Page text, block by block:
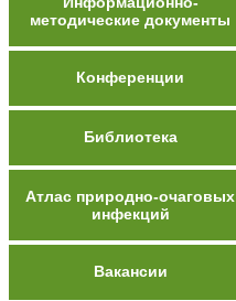
методические документы
Конференции
Библиотека
Атлас природно-очаговых
инфекций
Вакансии